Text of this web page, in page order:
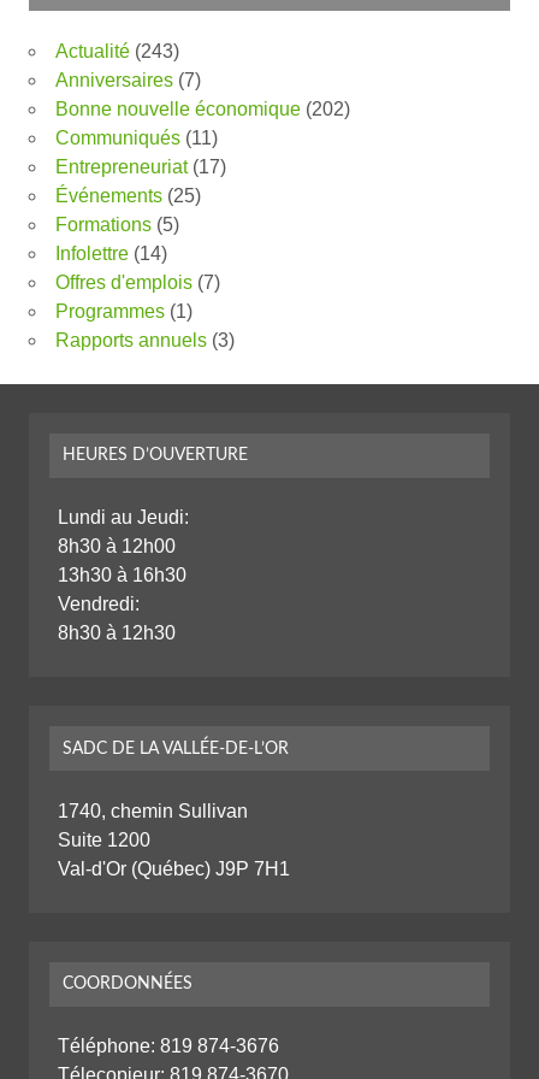
Actualité (243)
Anniversaires (7)
Bonne nouvelle économique (202)
Communiqués (11)
Entrepreneuriat(17)
Événements (25)
Formations (5)
Infolettre (14)
Offres d'emplois (7)
Programmes (1)
Rapports annuels (3)
HEURES D’OUVERTURE
Lundi au Jeudi:
8h30 à 12h00
13h30 à 16h30
Vendredi:
8h30 à 12h30
SADC DE LA VALLÉE-DE-L’OR
1740, chemin Sullivan
Suite 1200
Val-d'Or (Québec) J9P 7H1
COORDONNÉES
Téléphone: 819 874-3676